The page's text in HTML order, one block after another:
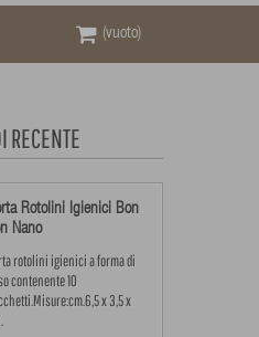
(vuoto)
RECENTE
Rotolini Igienici Bon
Nano
rotolini igienici a forma di
contenente 10
x 3,5 x